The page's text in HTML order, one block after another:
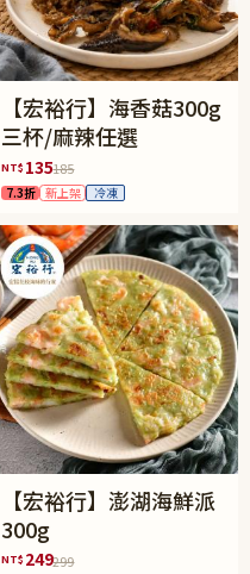
【宏裕行】海香菇300g
三杯/麻辣任選
NT$ 135185
7.3折 新上架 冷凍
【宏裕行】澎湖海鮮派
300g
NT$ 249299